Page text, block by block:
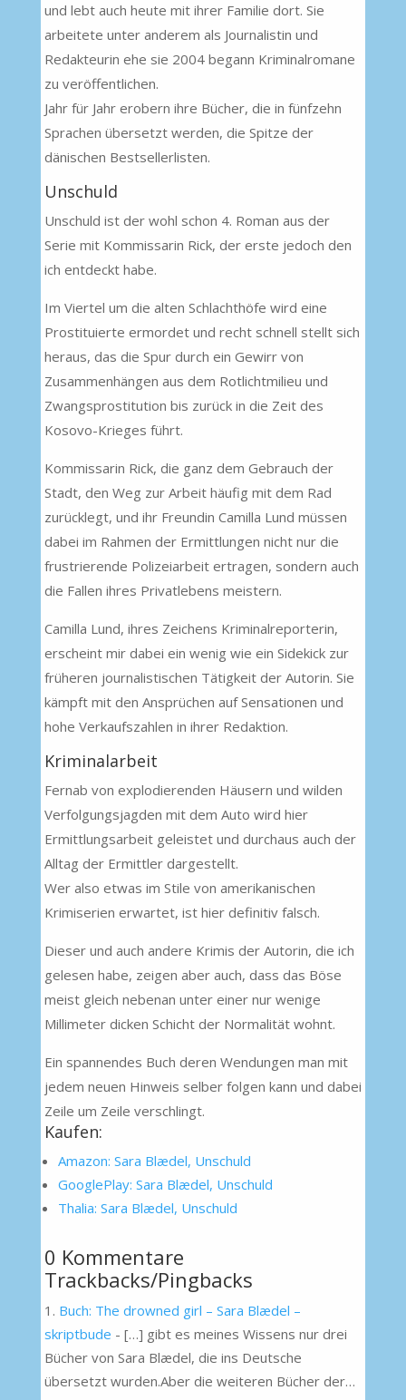
und lebt auch heute mit ihrer Familie dort. Sie
arbeitete unter anderem als Journalistin und
Redakteurin ehe sie 2004 begann Kriminalromane
zu veröffentlichen.
Jahr für Jahr erobern ihre Bücher, die in fünfzehn
Sprachen übersetzt werden, die Spitze der
dänischen Bestsellerlisten.
Unschuld
Unschuld ist der wohl schon 4. Roman aus der
Serie mit Kommissarin Rick, der erste jedoch den
ich entdeckt habe.
Im Viertel um die alten Schlachthöfe wird eine
Prostituierte ermordet und recht schnell stellt sich
heraus, das die Spur durch ein Gewirr von
Zusammenhängen aus dem Rotlichtmilieu und
Zwangsprostitution bis zurück in die Zeit des
Kosovo-Krieges führt.
Kommissarin Rick, die ganz dem Gebrauch der
Stadt, den Weg zur Arbeit häufig mit dem Rad
zurücklegt, und ihr Freundin Camilla Lund müssen
dabei im Rahmen der Ermittlungen nicht nur die
frustrierende Polizeiarbeit ertragen, sondern auch
die Fallen ihres Privatlebens meistern.
Camilla Lund, ihres Zeichens Kriminalreporterin,
erscheint mir dabei ein wenig wie ein Sidekick zur
früheren journalistischen Tätigkeit der Autorin. Sie
kämpft mit den Ansprüchen auf Sensationen und
hohe Verkaufszahlen in ihrer Redaktion.
Kriminalarbeit
Fernab von explodierenden Häusern und wilden
Verfolgungsjagden mit dem Auto wird hier
Ermittlungsarbeit geleistet und durchaus auch der
Alltag der Ermittler dargestellt.
Wer also etwas im Stile von amerikanischen
Krimiserien erwartet, ist hier definitiv falsch.
Dieser und auch andere Krimis der Autorin, die ich
gelesen habe, zeigen aber auch, dass das Böse
meist gleich nebenan unter einer nur wenige
Millimeter dicken Schicht der Normalität wohnt.
Ein spannendes Buch deren Wendungen man mit
jedem neuen Hinweis selber folgen kann und dabei
Zeile um Zeile verschlingt.
Kaufen:
Amazon: Sara Blædel, Unschuld
GooglePlay: Sara Blædel, Unschuld
Thalia: Sara Blædel, Unschuld
0 Kommentare
Trackbacks/Pingbacks
Buch: The drowned girl – Sara Blædel –
skriptbude - […] gibt es meines Wissens nur drei
Bücher von Sara Blædel, die ins Deutsche
übersetzt wurden.Aber die weiteren Bücher der…